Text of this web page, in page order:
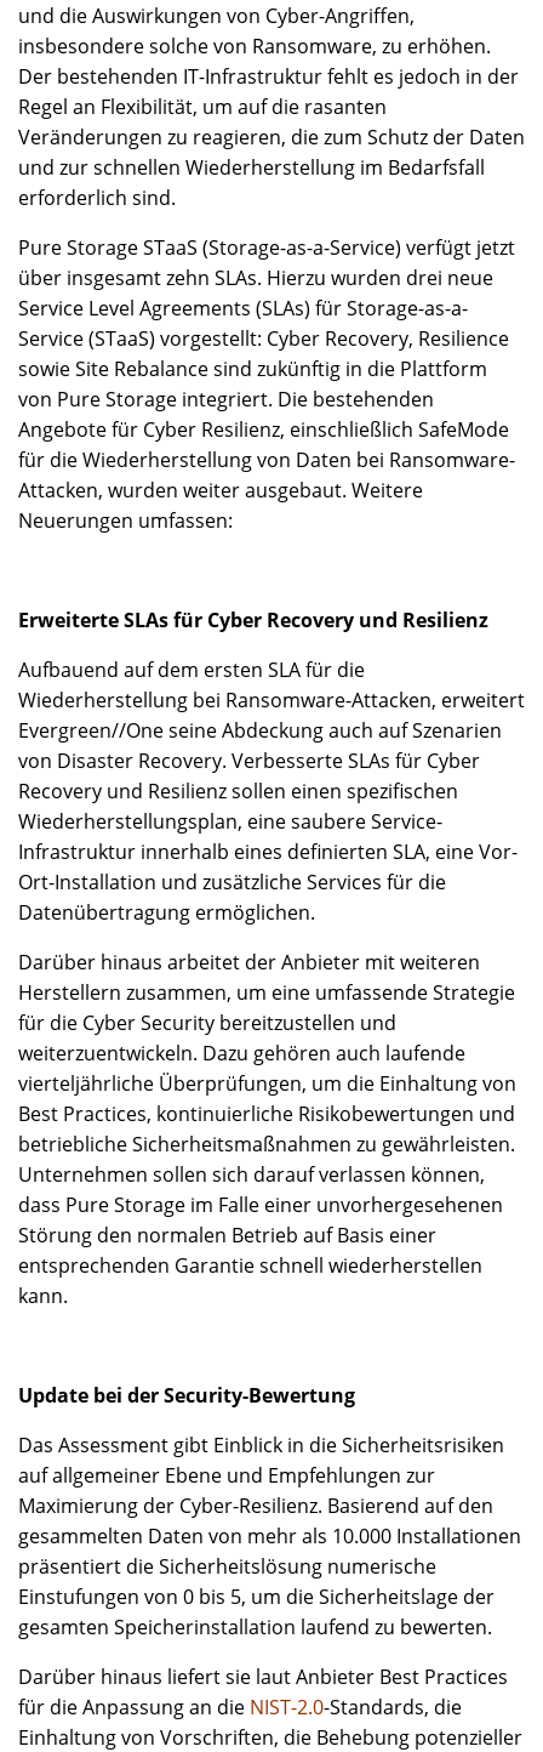
und die Auswirkungen von Cyber-Angriffen,
insbesondere solche von Ransomware, zu erhöhen.
Der bestehenden IT-Infrastruktur fehlt es jedoch in der
Regel an Flexibilität, um auf die rasanten
Veränderungen zu reagieren, die zum Schutz der Daten
und zur schnellen Wiederherstellung im Bedarfsfall
erforderlich sind.
Pure Storage STaaS (Storage-as-a-Service) verfügt jetzt
über insgesamt zehn SLAs. Hierzu wurden drei neue
Service Level Agreements (SLAs) für Storage-as-a-
Service (STaaS) vorgestellt: Cyber Recovery, Resilience
sowie Site Rebalance sind zukünftig in die Plattform
von Pure Storage integriert. Die bestehenden
Angebote für Cyber Resilienz, einschließlich SafeMode
für die Wiederherstellung von Daten bei Ransomware-
Attacken, wurden weiter ausgebaut. Weitere
Neuerungen umfassen:
Erweiterte SLAs für Cyber Recovery und Resilienz
Aufbauend auf dem ersten SLA für die
Wiederherstellung bei Ransomware-Attacken, erweitert
Evergreen//One seine Abdeckung auch auf Szenarien
von Disaster Recovery. Verbesserte SLAs für Cyber
Recovery und Resilienz sollen einen spezifischen
Wiederherstellungsplan, eine saubere Service-
Infrastruktur innerhalb eines definierten SLA, eine Vor-
Ort-Installation und zusätzliche Services für die
Datenübertragung ermöglichen.
Darüber hinaus arbeitet der Anbieter mit weiteren
Herstellern zusammen, um eine umfassende Strategie
für die Cyber Security bereitzustellen und
weiterzuentwickeln. Dazu gehören auch laufende
vierteljährliche Überprüfungen, um die Einhaltung von
Best Practices, kontinuierliche Risikobewertungen und
betriebliche Sicherheitsmaßnahmen zu gewährleisten.
Unternehmen sollen sich darauf verlassen können,
dass Pure Storage im Falle einer unvorhergesehenen
Störung den normalen Betrieb auf Basis einer
entsprechenden Garantie schnell wiederherstellen
kann.
Update bei der Security-Bewertung
Das Assessment gibt Einblick in die Sicherheitsrisiken
auf allgemeiner Ebene und Empfehlungen zur
Maximierung der Cyber-Resilienz. Basierend auf den
gesammelten Daten von mehr als 10.000 Installationen
präsentiert die Sicherheitslösung numerische
Einstufungen von 0 bis 5, um die Sicherheitslage der
gesamten Speicherinstallation laufend zu bewerten.
Darüber hinaus liefert sie laut Anbieter Best Practices
für die Anpassung an die NIST-2.0-Standards, die
Einhaltung von Vorschriften, die Behebung potenzieller